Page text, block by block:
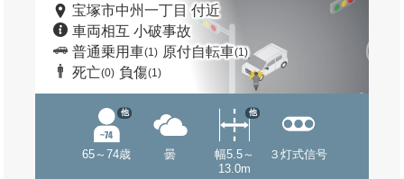
宝塚市中州一丁目 付近
車両相互 小破事故
普通乗用車(1) 原付自転車(1)
死亡(0) 負傷(1)
65～74歳
他
曇
幅5.5～
13.0m
他
３灯式信号